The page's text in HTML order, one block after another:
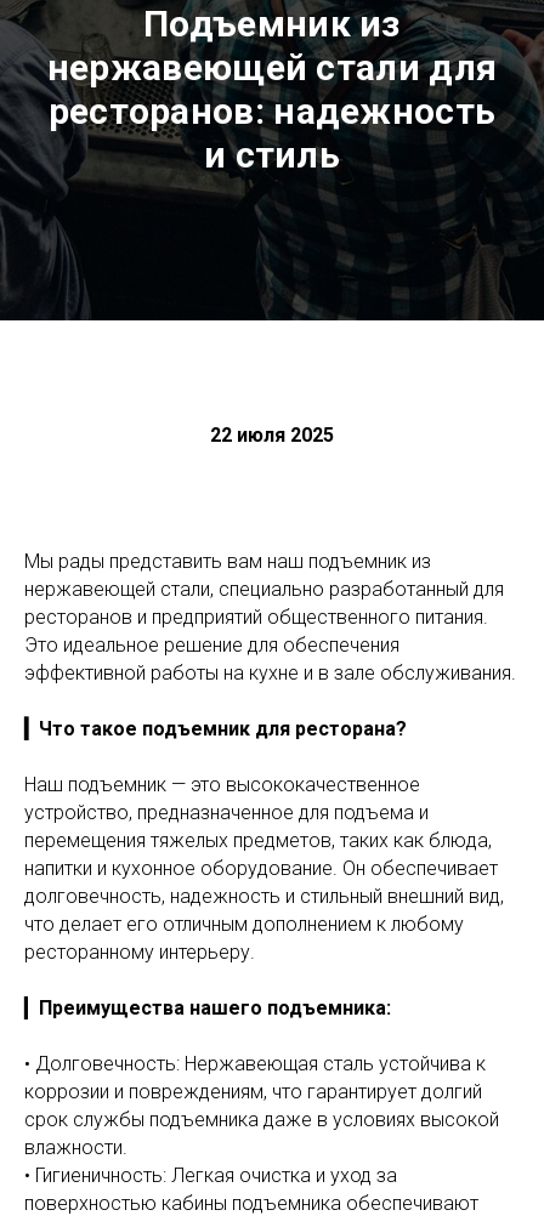
Подъемник из
нержавеющей стали для
ресторанов: надежность
и стиль
22 июля 2025
Мы рады представить вам наш подъемник из
нержавеющей стали, специально разработанный для
ресторанов и предприятий общественного питания.
Это идеальное решение для обеспечения
эффективной работы на кухне и в зале обслуживания.
▎Что такое подъемник для ресторана?
Наш подъемник — это высококачественное
устройство, предназначенное для подъема и
перемещения тяжелых предметов, таких как блюда,
напитки и кухонное оборудование. Он обеспечивает
долговечность, надежность и стильный внешний вид,
что делает его отличным дополнением к любому
ресторанному интерьеру.
Преимущества нашего подъемника:
• Долговечность: Нержавеющая сталь устойчива к
коррозии и повреждениям, что гарантирует долгий
срок службы подъемника даже в условиях высокой
влажности.
• Гигиеничность: Легкая очистка и уход за
поверхностью кабины подъемника обеспечивают